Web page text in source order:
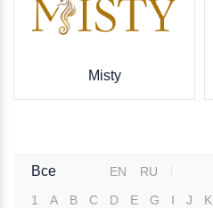
Misty
Все EN
RU
1
A B C D E G I J K